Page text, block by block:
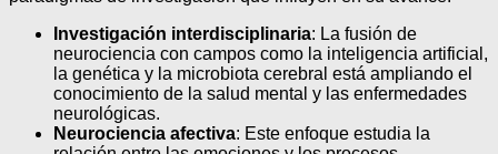
Investigación interdisciplinaria: La fusión de
neurociencia con campos como la inteligencia artificial,
la genética y la microbiota cerebral está ampliando el
conocimiento de la salud mental y las enfermedades
neurológicas.
Neurociencia afectiva: Este enfoque estudia la